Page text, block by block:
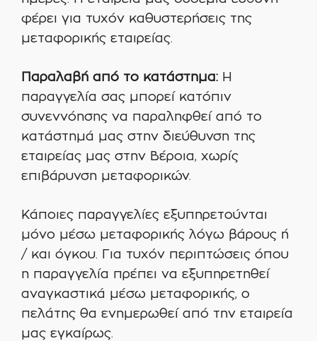
φέρει για τυχόν καθυστερήσεις της
μεταφορικής εταιρείας.
Παραλαβή από το κατάστημα: Η
παραγγελία σας μπορεί κατόπιν
συνεννόησης να παραληφθεί από το
κατάστημά μας στην διεύθυνση της
εταιρείας μας στην Βέροια, χωρίς
επιβάρυνση μεταφορικών.
Κάποιες παραγγελίες εξυπηρετούνται
μόνο μέσω μεταφορικής λόγω βάρους ή
/ και όγκου. Για τυχόν περιπτώσεις όπου
η παραγγελία πρέπει να εξυπηρετηθεί
αναγκαστικά μέσω μεταφορικής, ο
πελάτης θα ενημερωθεί από την εταιρεία
μας εγκαίρως.